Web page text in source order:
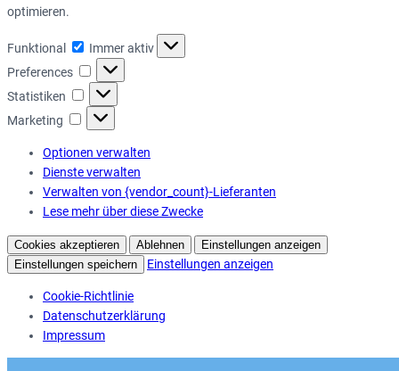
optimieren.
Funktional Funktional
Immer aktiv
Preferences
Preferences
Statistiken Statistiken
Marketing Marketing
Optionen verwalten
Dienste verwalten
Verwalten von {vendor_count}-Lieferanten
Lese mehr über diese Zwecke
Cookies akzeptieren Ablehnen
Einstellungen anzeigen
Einstellungen speichern
Einstellungen anzeigen
Cookie-Richtlinie
Datenschutzerklärung
Impressum